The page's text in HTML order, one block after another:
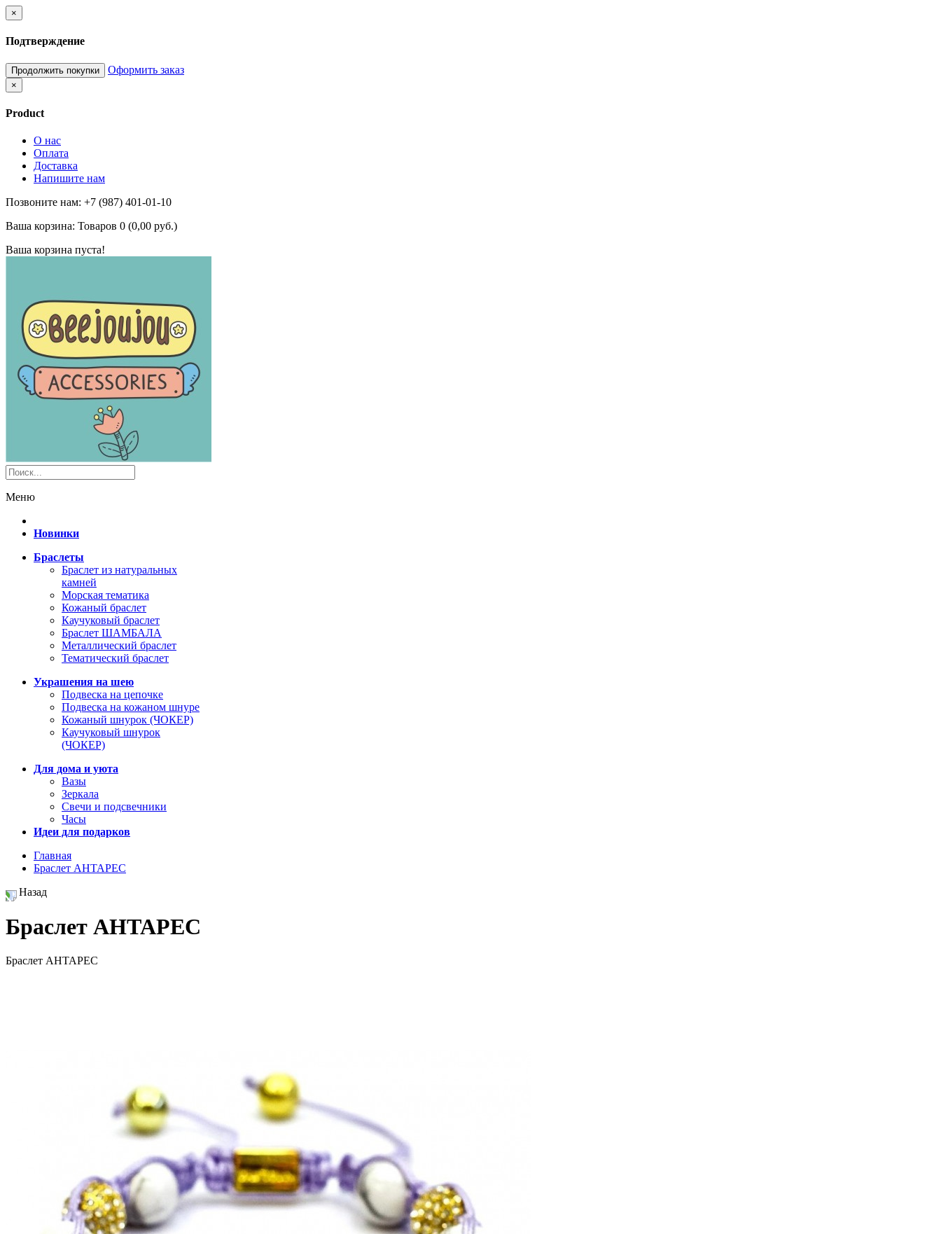
×
Подтверждение
Продолжить покупки Оформить заказ
×
Product
О нас
Оплата
Доставка
Напишите нам
Позвоните нам: +7 (987) 401-01-10
Ваша корзина: Товаров 0 (0,00 руб.)
Ваша корзина пуста!
Меню
Новинки
Браслеты
Браслет из натуральных
камней
Морская тематика
Кожаный браслет
Каучуковый браслет
Браслет ШАМБАЛА
Металлический браслет
Тематический браслет
Украшения на шею
Подвеска на цепочке
Подвеска на кожаном шнуре
Кожаный шнурок (ЧОКЕР)
Каучуковый шнурок
(ЧОКЕР)
Для дома и уюта
Вазы
Зеркала
Свечи и подсвечники
Часы
Идеи для подарков
Главная
Браслет АНТАРЕС
Назад
Браслет АНТАРЕС
Браслет АНТАРЕС